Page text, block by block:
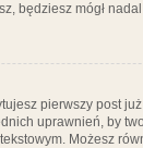
będziesz mógł
pierwszy post
uprawnień, by
Możesz